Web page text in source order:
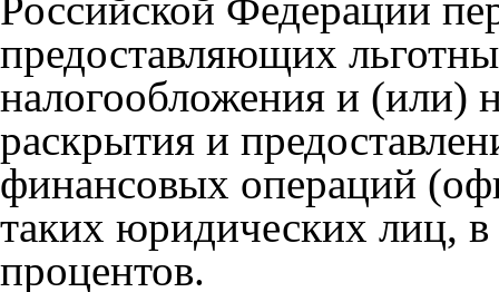
предоставляющих
налогообложения и (или)
раскрытия и
финансовых операций
таких юридических лиц,
процентов.